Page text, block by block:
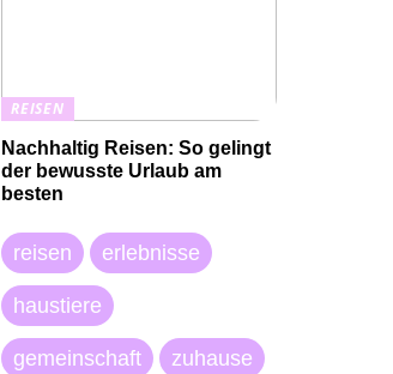
REISEN
Nachhaltig Reisen: So gelingt
der bewusste Urlaub am
besten
reisen erlebnisse
haustiere
gemeinschaft zuhause